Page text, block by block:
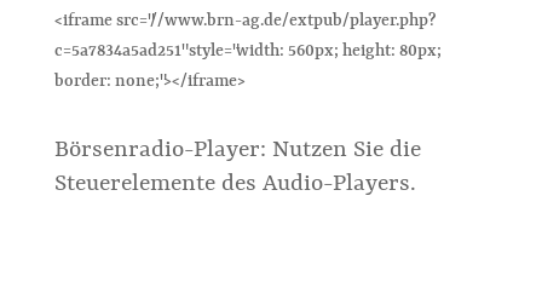
<iframe src="//www.brn-ag.de/extpub/player.php?
c=5a7834a5ad251" style="width: 560px; height: 80px;
border: none;"></iframe>
Börsenradio-Player: Nutzen Sie die
Steuerelemente des Audio-Players.